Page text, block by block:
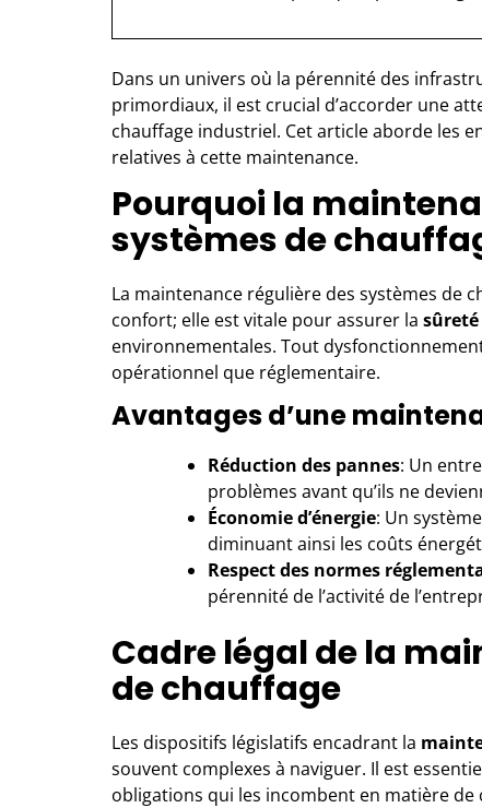
Dans un univers où la pérennité des
primordiaux, il est crucial d’accorder une
chauffage industriel. Cet article aborde les
relatives à cette maintenance.
Pourquoi la
systèmes de
La maintenance régulière des systèmes de
confort; elle est vitale pour assurer la
environnementales. Tout
opérationnel que réglementaire.
Avantages d’une
Réduction des pannes: Un
problèmes avant qu’ils ne
Économie d’énergie: Un
diminuant ainsi les coûts
Respect des normes
pérennité de l’activité de
Cadre légal de la
de chauffage
Les dispositifs législatifs encadrant la
souvent complexes à naviguer. Il est
obligations qui les incombent en matière